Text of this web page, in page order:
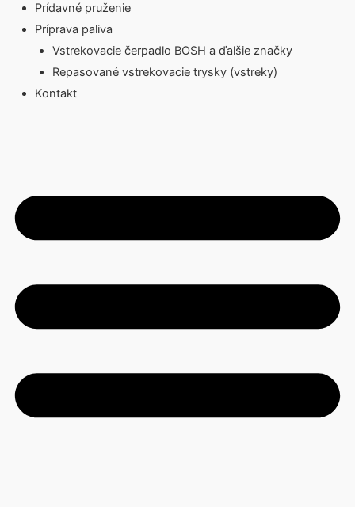
Prídavné pruženie
Príprava paliva
Vstrekovacie čerpadlo BOSH a ďalšie značky
Repasované vstrekovacie trysky (vstreky)
Kontakt